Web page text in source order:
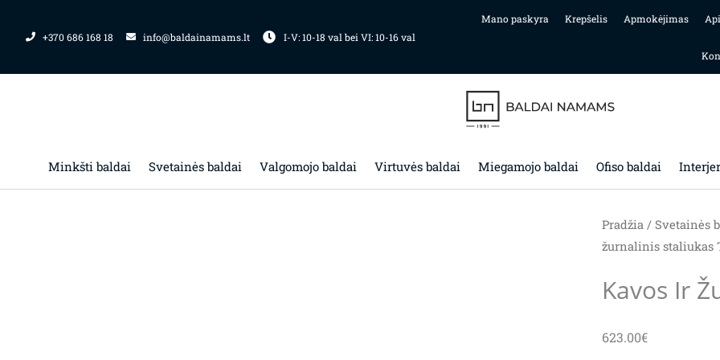
+370 686 168 18 info@baldainamams.lt I-V: 10-18 val bei VI: 10-16 val
Mano paskyra Krepšelis Apmokėjimas
Minkšti baldai Svetainės baldai Valgomojo baldai Virtuvės baldai Miegamojo baldai Ofiso baldai
Pradžia/ Svetainės
žurnalinis staliukas
Kavos Ir
623.00€